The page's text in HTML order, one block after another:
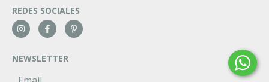
REDES SOCIALES
NEWSLETTER